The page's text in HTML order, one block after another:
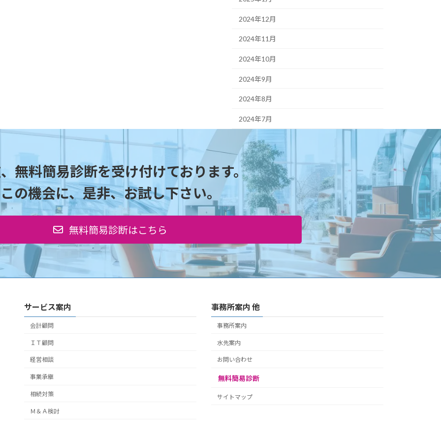
2024年12月
2024年11月
2024年10月
2024年9月
2024年8月
2024年7月
無料簡易診断を受け付けております。
この機会に、是非、お試し下さい。
無料簡易診断はこちら
サービス案内
会計顧問
ＩＴ顧問
経営相談
事業承継
相続対策
Ｍ＆Ａ検討
事務所案内 他
事務所案内
水先案内
お問い合わせ
無料簡易診断
サイトマップ